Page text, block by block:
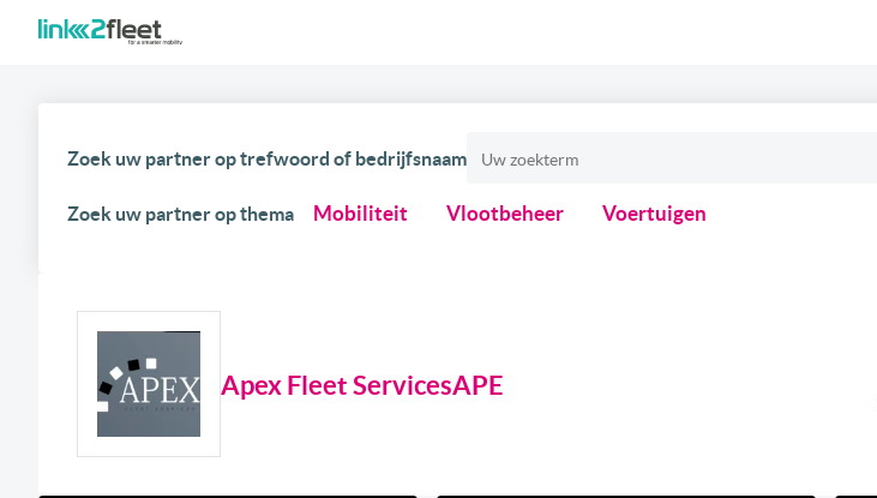
Zoek uw partner op trefwoord of bedrijfsnaam
Zoek uw partner op thema Mobiliteit Vlootbeheer Voertuigen
Apex Fleet ServicesAPE